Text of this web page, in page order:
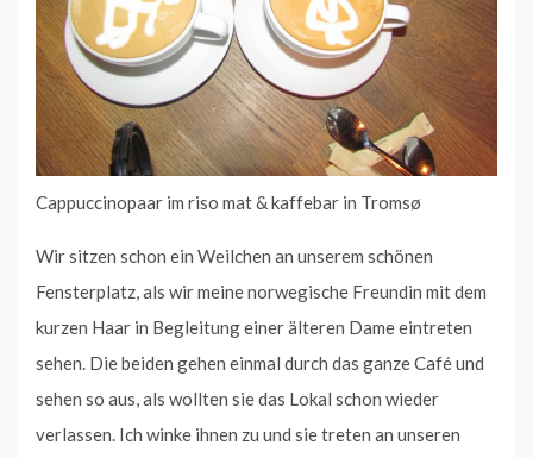
Cappuccinopaar im riso mat & kaffebar in Tromsø
Wir sitzen schon ein Weilchen an unserem schönen
Fensterplatz, als wir meine norwegische Freundin mit dem
kurzen Haar in Begleitung einer älteren Dame eintreten
sehen. Die beiden gehen einmal durch das ganze Café und
sehen so aus, als wollten sie das Lokal schon wieder
verlassen. Ich winke ihnen zu und sie treten an unseren